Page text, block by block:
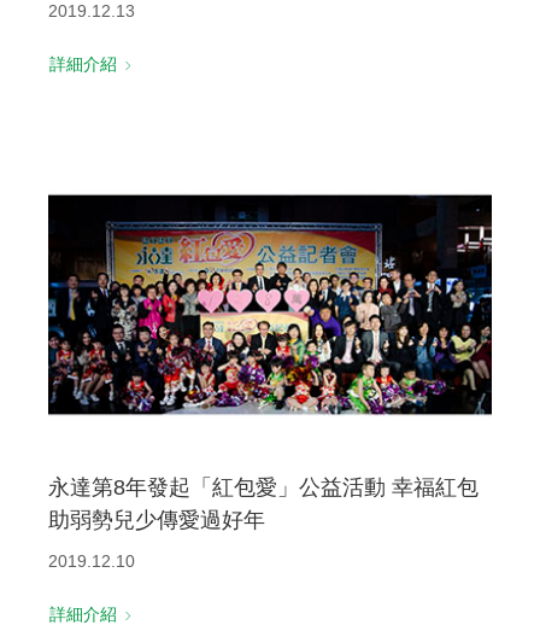
2019.12.13
詳細介紹
永達第8年發起「紅包愛」公益活動 幸福紅包
助弱勢兒少傳愛過好年
2019.12.10
詳細介紹